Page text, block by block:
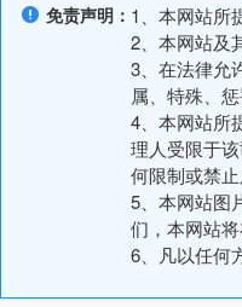
免责声明： 1、本网站所
2、本网站及
3、在法律允
属、特殊、
4、本网站所
理人受限于
何限制或禁
5、本网站图
们，本网站将
6、凡以任何